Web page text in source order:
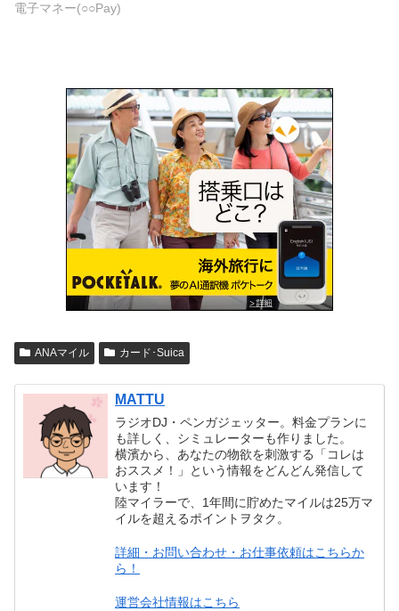
電子マネー(○○Pay)
ANAマイル カード･Suica
MATTU
ラジオDJ・ペンガジェッター。料金プランに
も詳しく、シミュレーターも作りました。
横濱から、あなたの物欲を刺激する「コレは
おススメ！」という情報をどんどん発信して
います！
陸マイラーで、1年間に貯めたマイルは25万マ
イルを超えるポイントヲタク。
詳細・お問い合わせ・お仕事依頼はこちらか
ら！
運営会社情報はこちら